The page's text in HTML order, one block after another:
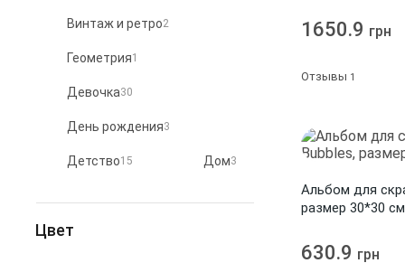
Винтаж и ретро2
Геометрия1
Девочка30
День рождения3
Детство15 Дом3
Животные
Цвет
1650.9 грн
Отзывы 1
Альбом для
размер 30*30 см
630.9 грн